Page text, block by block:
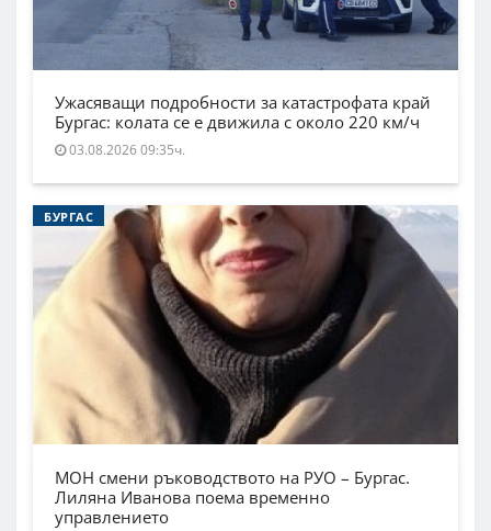
Ужасяващи подробности за катастрофата край
Бургас: колата се е движила с около 220 км/ч
03.08.2026 09:35ч.
БУРГАС
МОН смени ръководството на РУО – Бургас.
Лиляна Иванова поема временно
управлението